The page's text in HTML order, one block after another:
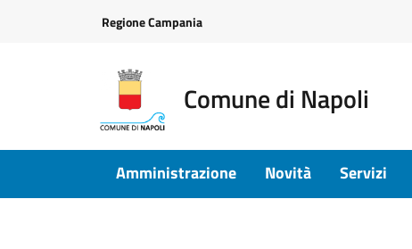
Regione Campania
Comune di Napoli
Amministrazione Novità Servizi